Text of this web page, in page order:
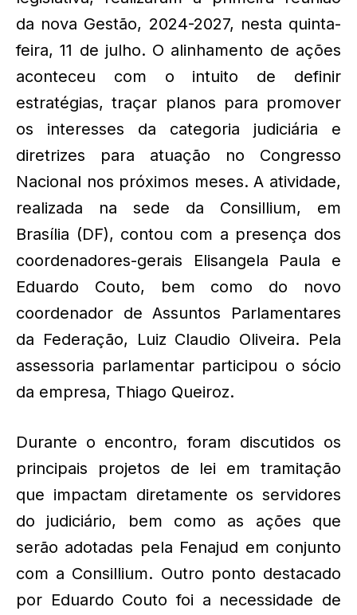
da nova Gestão, 2024-2027, nesta quinta-
feira, 11 de julho. O alinhamento de ações
aconteceu com o intuito de definir
estratégias, traçar planos para promover
os interesses da categoria judiciária e
diretrizes para atuação no Congresso
Nacional nos próximos meses. A atividade,
realizada na sede da Consillium, em
Brasília (DF), contou com a presença dos
coordenadores-gerais Elisangela Paula e
Eduardo Couto, bem como do novo
coordenador de Assuntos Parlamentares
da Federação, Luiz Claudio Oliveira. Pela
assessoria parlamentar participou o sócio
da empresa, Thiago Queiroz.
Durante o encontro, foram discutidos os
principais projetos de lei em tramitação
que impactam diretamente os servidores
do judiciário, bem como as ações que
serão adotadas pela Fenajud em conjunto
com a Consillium. Outro ponto destacado
por Eduardo Couto foi a necessidade de